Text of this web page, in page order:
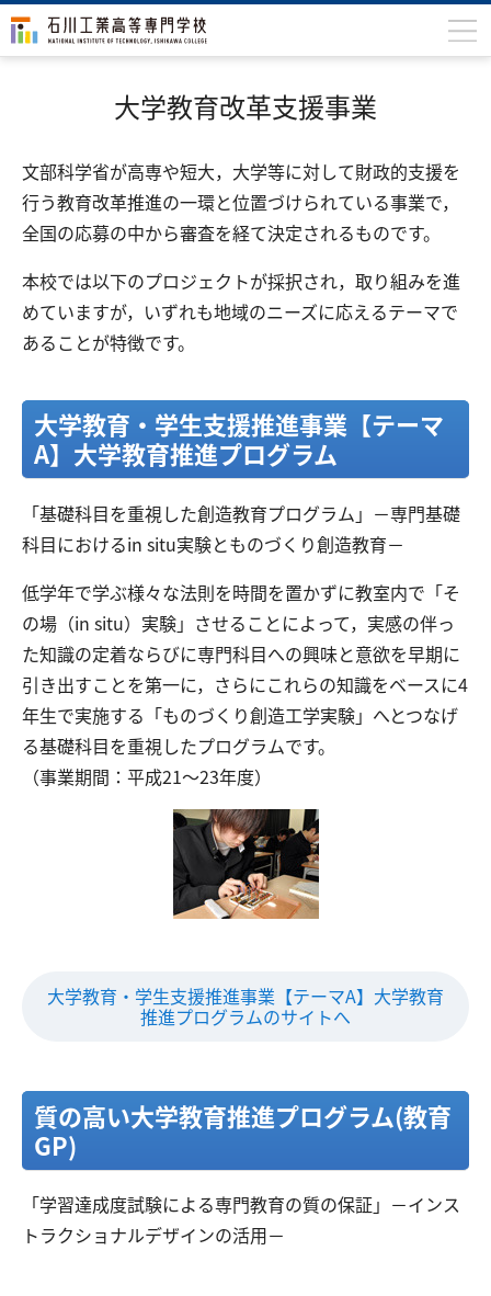
専攻科
入学案内
国際交流
研究・産学連携
教育・研究施設
中学生の方 在学生の方
保護者の方 卒業生の方 地域・企業の方
大学教育改革支援事業
文部科学省が高専や短大，大学等に対して財政的支援を
行う教育改革推進の一環と位置づけられている事業で，
全国の応募の中から審査を経て決定されるものです。
本校では以下のプロジェクトが採択され，取り組みを進
めていますが，いずれも地域のニーズに応えるテーマで
あることが特徴です。
大学教育・学生支援推進事業【テーマ
A】大学教育推進プログラム
「基礎科目を重視した創造教育プログラム」－専門基礎
科目におけるin situ実験とものづくり創造教育－
​低学年で学ぶ様々な法則を時間を置かずに教室内で「そ
の場（in situ）実験」させることによって，実感の伴っ
た知識の定着ならびに専門科目への興味と意欲を早期に
引き出すことを第一に，さらにこれらの知識をベースに4
年生で実施する「ものづくり創造工学実験」へとつなげ
る基礎科目を重視したプログラムです。
（事業期間：平成21～23年度）
大学教育・学生支援推進事業【テーマA】大学教育
推進プログラムのサイトへ
質の高い大学教育推進プログラム(教育
GP)
「学習達成度試験による専門教育の質の保証」－インス
トラクショナルデザインの活用－